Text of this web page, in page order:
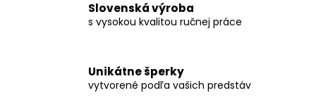
Slovenská výroba
s vysokou kvalitou ručnej práce
Unikátne šperky
vytvorené podľa vašich predstáv